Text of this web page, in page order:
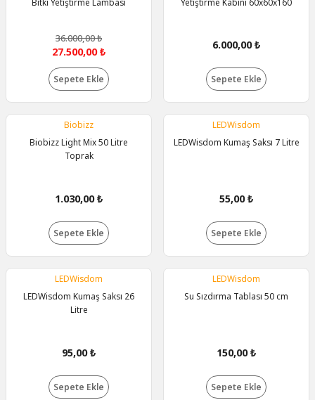
36.000,00 ₺
27.500,00 ₺
Sepete Ekle
6.000,00 ₺
Sepete Ekle
Biobizz
Biobizz Light Mix 50 Litre
Toprak
1.030,00 ₺
Sepete Ekle
LEDWisdom
LEDWisdom Kumaş Saksı 7 Litre
55,00 ₺
Sepete Ekle
LEDWisdom
LEDWisdom Kumaş Saksı 26
Litre
95,00 ₺
Sepete Ekle
LEDWisdom
Su Sızdırma Tablası 50 cm
150,00 ₺
Sepete Ekle